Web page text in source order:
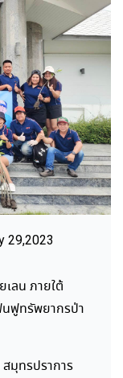
29,2023
ลน ภายใต้
นฟูทรัพยากรป่า
มุทรปราการ